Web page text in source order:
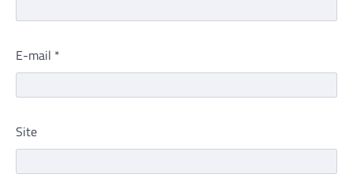
E-mail *
Site